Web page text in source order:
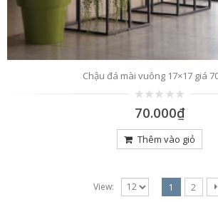
Chậu đá mài vuông 17×17 giá
trên
70.000₫
Thêm vào giỏ
View: 1 2